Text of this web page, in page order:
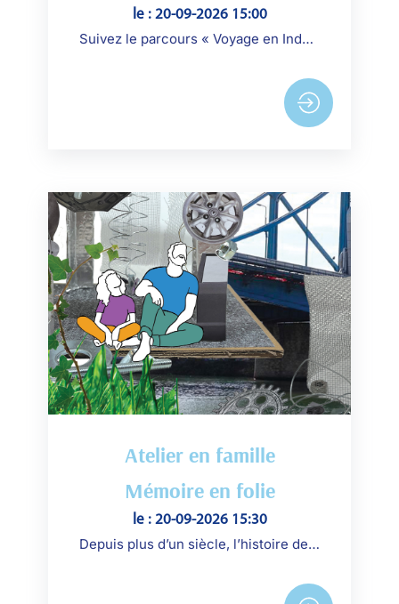
le : 20-09-2026 15:00
Suivez le parcours « Voyage en Industries » avec les passeurs de mémoire de l’Association des anciens travailleurs
Atelier en famille
Mémoire en folie
le : 20-09-2026 15:30
Depuis plus d’un siècle, l’histoire de l’île Seguin est liée à celle de Renault. L’île fut une « usine paquebot » avec ses ateliers